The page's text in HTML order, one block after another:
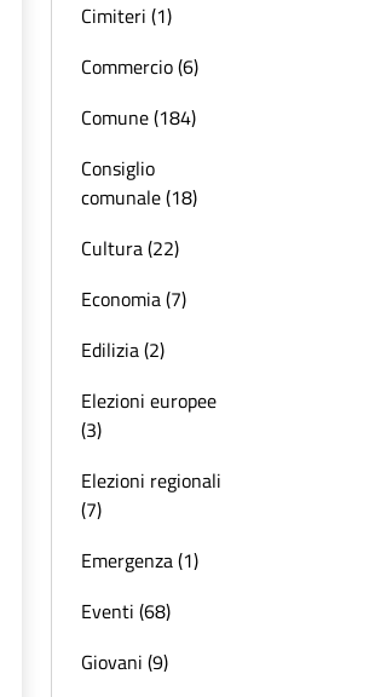
Cimiteri (1)
Commercio (6)
Comune (184)
Consiglio
comunale (18)
Cultura (22)
Economia (7)
Edilizia (2)
Elezioni europee
(3)
Elezioni regionali
(7)
Emergenza (1)
Eventi (68)
Giovani (9)